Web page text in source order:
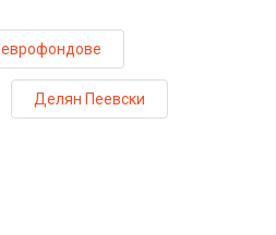
еврофондове
Делян Пеевски